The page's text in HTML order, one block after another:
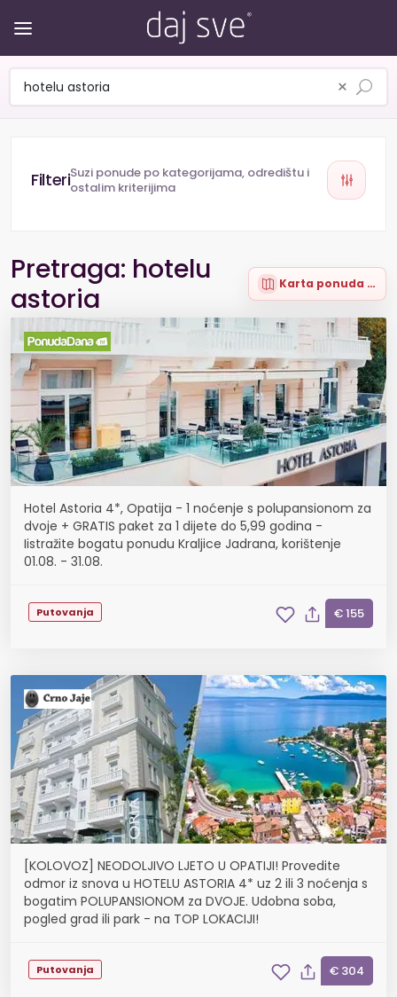
×
Suzi ponude po kategorijama, odredištu i
ostalim kriterijima
Pretraga: hotelu
astoria
Karta ponuda (7)
Hotel Astoria 4*, Opatija - 1 noćenje s polupansionom za
dvoje + GRATIS paket za 1 dijete do 5,99 godina -
Iistražite bogatu ponudu Kraljice Jadrana, korištenje
01.08. - 31.08.
Putovanja € 155
[KOLOVOZ] NEODOLJIVO LJETO U OPATIJI! Provedite
odmor iz snova u HOTELU ASTORIA 4* uz 2 ili 3 noćenja s
bogatim POLUPANSIONOM za DVOJE. Udobna soba,
pogled grad ili park - na TOP LOKACIJI!
Putovanja € 304